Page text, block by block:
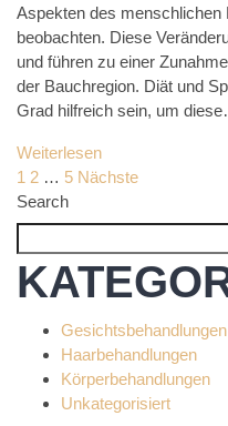
Aspekten des
beobachten. Diese
und führen zu einer
der Bauchregion. Diät und
Grad hilfreich sein, um
Weiterlesen
der
Beiträge
1 2 … 5 Nächste
Search
Gesichtsbehandlungen
Haarbehandlungen
Körperbehandlungen
Unkategorisiert